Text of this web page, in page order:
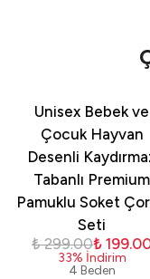
Unisex Bebek ve
Çocuk Hayvan
Desenli
Tabanlı Premium
Pamuklu Soket
Seti
₺ 299.00₺
33% İndirim
4 Beden